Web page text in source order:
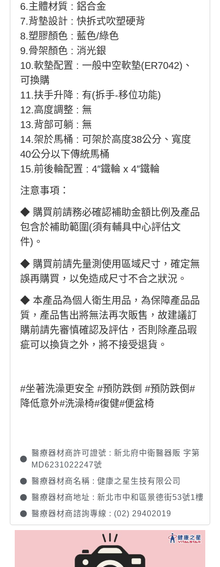
6.主體材質 : 鋁合金
7.背墊設計 : 快拆式吹塑硬背
8.塑膠顏色 : 藍色/綠色
9.骨架顏色 : 消光銀
10.軟墊配置 : 一般中空軟墊(ER7042)、
可換購
11.扶手升降 : 有(拆手-移位功能)
12.高度調整 : 無
13.背部可躺 : 無
14.架於馬桶 : 可架於高度38公分、寬度
40公分以下傳統馬桶
15.前後輪配置 : 4″鐵輪 x 4″鐵輪
注意事項：
◆ 購買前請務必確認補助金額比例及產品
包含於補助範圍(須有輔具中心評估文
件)。
◆ 購買前請先量測使用區域尺寸，確定無
誤再購買，以免造成尺寸不合之狀況。
◆ 本產品為個人衛生用品，為保障產品品
質，產品售出將無法再次販售，故建議訂
購前請先審慎確認及評估，否則除產品瑕
疵可以換貨之外，將不接受退貨。
#坐著洗澡更安全 #預防跌倒 #預防跌倒#
降低意外#洗澡椅#復健#便盆椅
醫療器材商許可證號 : 新北府中衛醫器販 字第
MD6231022247號
醫療器材商名稱 : 健康之星生技有限公司
醫療器材商地址 : 新北市中和區景德街53號1樓
醫療器材商諮詢專線 : (02) 29402019